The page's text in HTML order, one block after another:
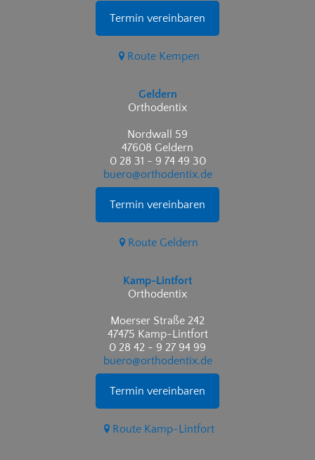
Termin vereinbaren
Route Kempen
Geldern
Orthodentix
Nordwall 59
47608 Geldern
0 28 31 - 9 74 49 30
buero@orthodentix.de
Termin vereinbaren
Route Geldern
Kamp-Lintfort
Orthodentix
Moerser Straße 242
47475 Kamp-Lintfort
0 28 42 - 9 27 94 99
buero@orthodentix.de
Termin vereinbaren
Route Kamp-Lintfort